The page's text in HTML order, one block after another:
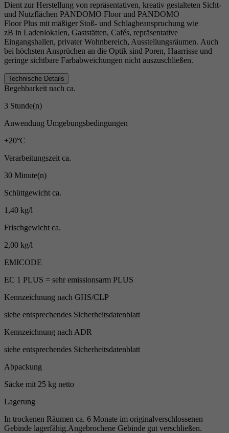
Dient zur Herstellung von repräsentativen, kreativ gestalteten Sicht-
und Nutzflächen PANDOMO Floor und PANDOMO
Floor Plus mit mäßiger Stoß- und Schlagbeanspruchung wie
zB in Ladenlokalen, Gaststätten, Cafés, repräsentative
Eingangshallen, privater Wohnbereich, Ausstellungsräumen. Auch
bei höchsten Ansprüchen an die Optik sind Poren, Haarrisse und
geringe sichtbare Farbabweichungen nicht auszuschließen.
Technische Details
Begehbarkeit nach ca.
3 Stunde(n)
Anwendung Umgebungsbedingungen
+20°C
Verarbeitungszeit ca.
30 Minute(n)
Schüttgewicht ca.
1,40 kg/l
Frischgewicht ca.
2,00 kg/l
EMICODE
EC 1 PLUS = sehr emissionsarm PLUS
Kennzeichnung nach GHS/CLP
siehe entsprechendes Sicherheitsdatenblatt
Kennzeichnung nach ADR
siehe entsprechendes Sicherheitsdatenblatt
Abpackung
Säcke mit 25 kg netto
Lagerung
In trockenen Räumen ca. 6 Monate im originalverschlossenen
Gebinde lagerfähig.Angebrochene Gebinde gut verschließen.